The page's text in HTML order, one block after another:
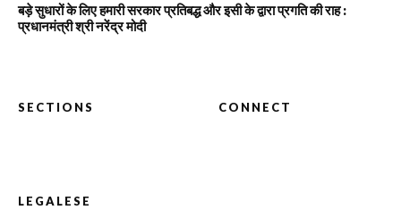
बड़े सुधारों के लिए हमारी सरकार प्रतिबद्ध और इसी के द्वारा प्रगति की राह :
प्रधानमंत्री श्री नरेंद्र मोदी
SECTIONS CONNECT
LEGALESE